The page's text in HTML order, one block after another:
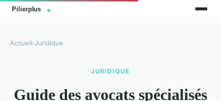
Accueil›Juridique
JURIDIQUE
Guide des avocats spécialisés